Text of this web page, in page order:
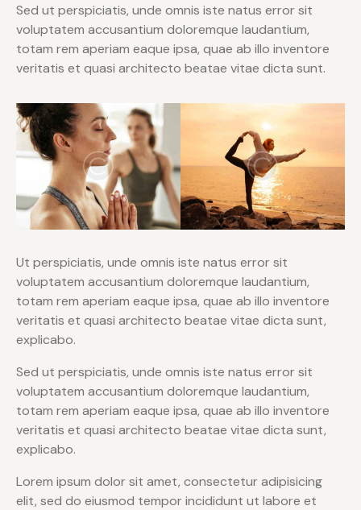
Sed ut perspiciatis, unde omnis iste natus error sit
voluptatem accusantium doloremque laudantium,
totam rem aperiam eaque ipsa, quae ab illo inventore
veritatis et quasi architecto beatae vitae dicta sunt.
Ut perspiciatis, unde omnis iste natus error sit
voluptatem accusantium doloremque laudantium,
totam rem aperiam eaque ipsa, quae ab illo inventore
veritatis et quasi architecto beatae vitae dicta sunt,
explicabo.
Sed ut perspiciatis, unde omnis iste natus error sit
voluptatem accusantium doloremque laudantium,
totam rem aperiam eaque ipsa, quae ab illo inventore
veritatis et quasi architecto beatae vitae dicta sunt,
explicabo.
Lorem ipsum dolor sit amet, consectetur adipisicing
elit, sed do eiusmod tempor incididunt ut labore et